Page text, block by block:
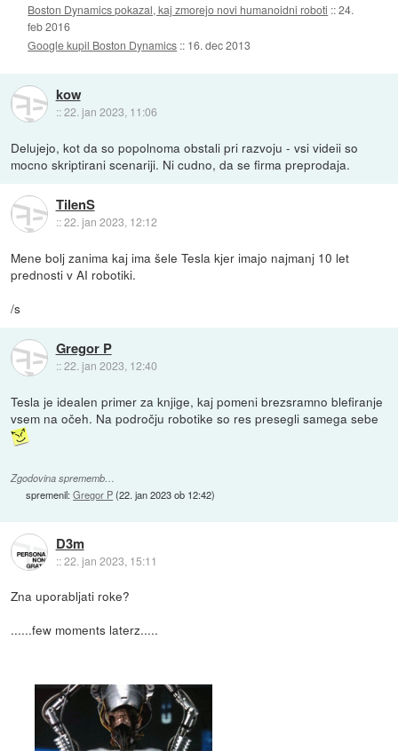
Boston Dynamics pokazal, kaj zmorejo novi humanoidni roboti ::24.
feb 2016
Google kupil Boston Dynamics :: 16. dec 2013
kow
::22. jan 2023, 11:06
Delujejo, kot da so popolnoma obstali pri razvoju - vsi videii so
mocno skriptirani scenariji. Ni cudno, da se firma preprodaja.
TilenS
::22. jan 2023, 12:12
Mene bolj zanima kaj ima šele Tesla kjer imajo najmanj 10 let
prednosti v AI robotiki.
/s
Gregor P
::22. jan 2023, 12:40
Tesla je idealen primer za knjige, kaj pomeni brezsramno blefiranje
vsem na očeh. Na področju robotike so res presegli samega sebe
Zgodovina sprememb…
spremenil:Gregor P(22. jan 2023 ob 12:42)
D3m
::22. jan 2023, 15:11
Zna uporabljati roke?
......few moments laterz.....